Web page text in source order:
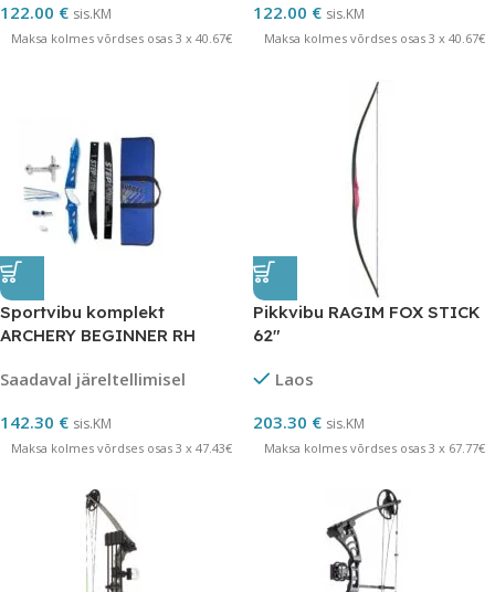
122.00 € sis.KM
Maksa kolmes võrdses osas 3 x 40.67€
122.00 € sis.KM
Maksa kolmes võrdses osas 3 x 40.67€
Sportvibu komplekt
ARCHERY BEGINNER RH
Saadaval järeltellimisel
142.30 € sis.KM
Maksa kolmes võrdses osas 3 x 47.43€
Pikkvibu RAGIM FOX STICK
62″
Laos
203.30 € sis.KM
Maksa kolmes võrdses osas 3 x 67.77€